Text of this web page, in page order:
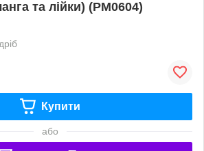
та лійки) (PM0604)
Купити
або